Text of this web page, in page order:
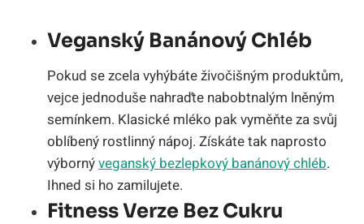
Veganský Banánový Chléb
Pokud se zcela vyhýbáte živočišným produktům,
vejce jednoduše nahraďte nabobtnalým lněným
semínkem. Klasické mléko pak vyměňte za svůj
oblíbený rostlinný nápoj. Získáte tak naprosto
výbornýveganský bezlepkový banánový chléb.
Ihned si ho zamilujete.
Fitness Verze Bez Cukru